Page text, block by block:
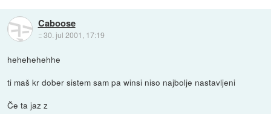
Caboose
::30. jul 2001, 17:19
hehehehehhe
ti maš kr dober sistem sam pa winsi niso najbolje nastavljeni
Če ta jaz z